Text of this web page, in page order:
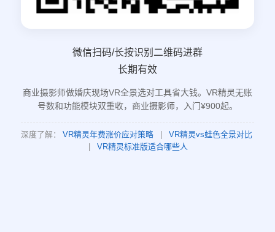
微信扫码/长按识别二维码进群
长期有效
商业摄影师做婚庆现场VR全景选对工具省大钱。VR精灵无账
号数和功能模块双重收，商业摄影师，入门¥900起。
深度了解： VR精灵年费涨价应对策略
VR精灵vs蛙色全景对比
VR精灵标准版适合哪些人